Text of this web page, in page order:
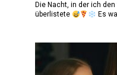
Die Nacht, in der ich
überlistete
Es